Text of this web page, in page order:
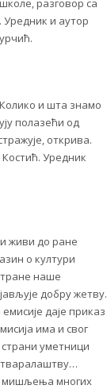
разговор са
Уредник и аутор
и шта знамо
полазећи од
открива.
Уредник
и живи до ране
о култури
наше
добру жетву.
даје приказ
има и свог
уметници
мишљења многих